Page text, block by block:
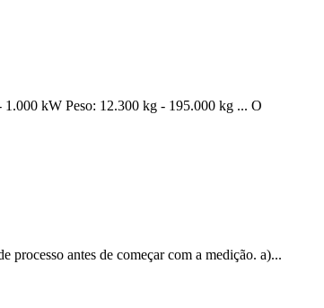
1.000 kW Peso: 12.300 kg - 195.000 kg ... O
processo antes de começar com a medição. a)...